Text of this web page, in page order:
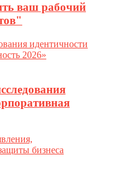
ваш рабочий